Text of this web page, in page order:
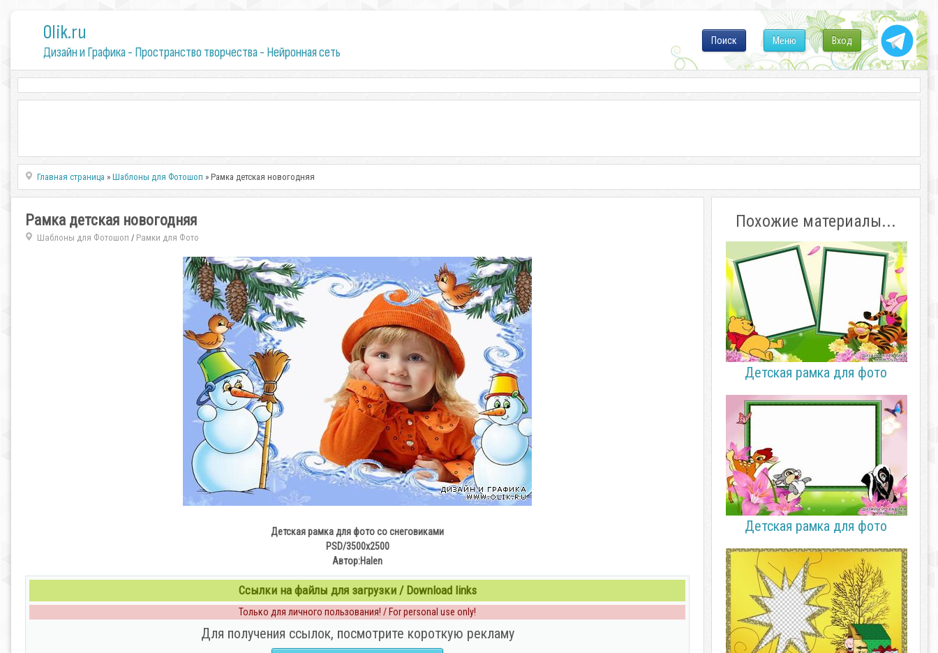
0lik.ru
Дизайн и Графика - Пространство творчества - Нейронная сеть
Вход
Меню
Поиск
Главная страница »Шаблоны для Фотошоп » Рамка детская новогодняя
Рамка детская новогодняя
Шаблоны для Фотошоп / Рамки для Фото
Детская рамка для фото со снеговиками
PSD/3500х2500
Автор:Halen
Ссылки на файлы для загрузки / Download links
Только для личного пользования! / For personal use only!
Для получения ссылок, посмотрите короткую рекламу
Похожие материалы...
Детская рамка для фото
Детская рамка для фото